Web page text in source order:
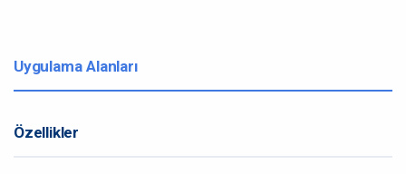
Uygulama Alanları
Özellikler